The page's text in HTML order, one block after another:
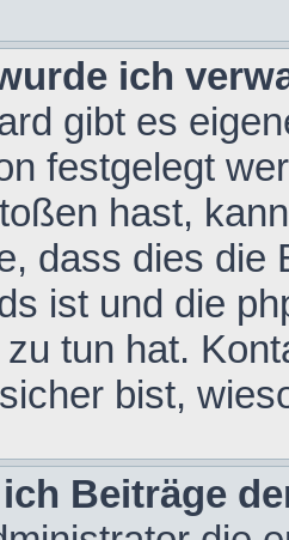
ich
gibt es
festgelegt
hast,
dass dies die
ist und die
tun hat.
bist,
Beiträge